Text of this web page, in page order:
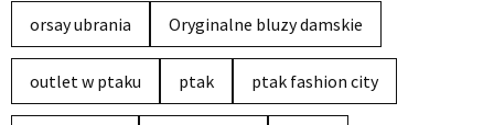
orsay ubrania Oryginalne bluzy damskie
outlet w ptaku ptak ptak fashion city